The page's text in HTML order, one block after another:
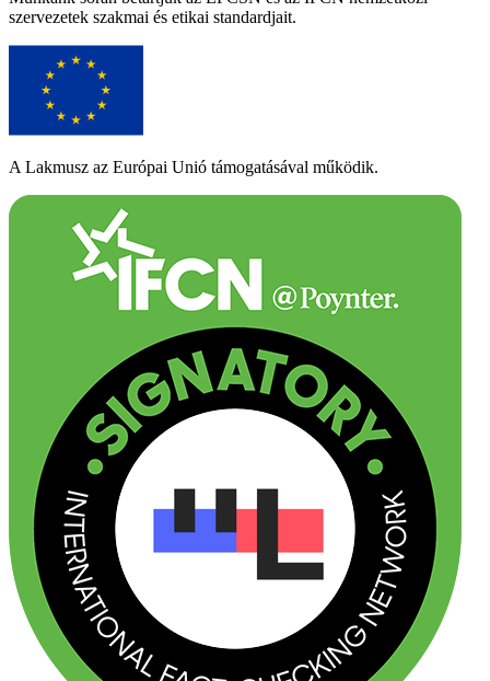
szervezetek szakmai és etikai standardjait.
A Lakmusz az Európai Unió támogatásával működik.